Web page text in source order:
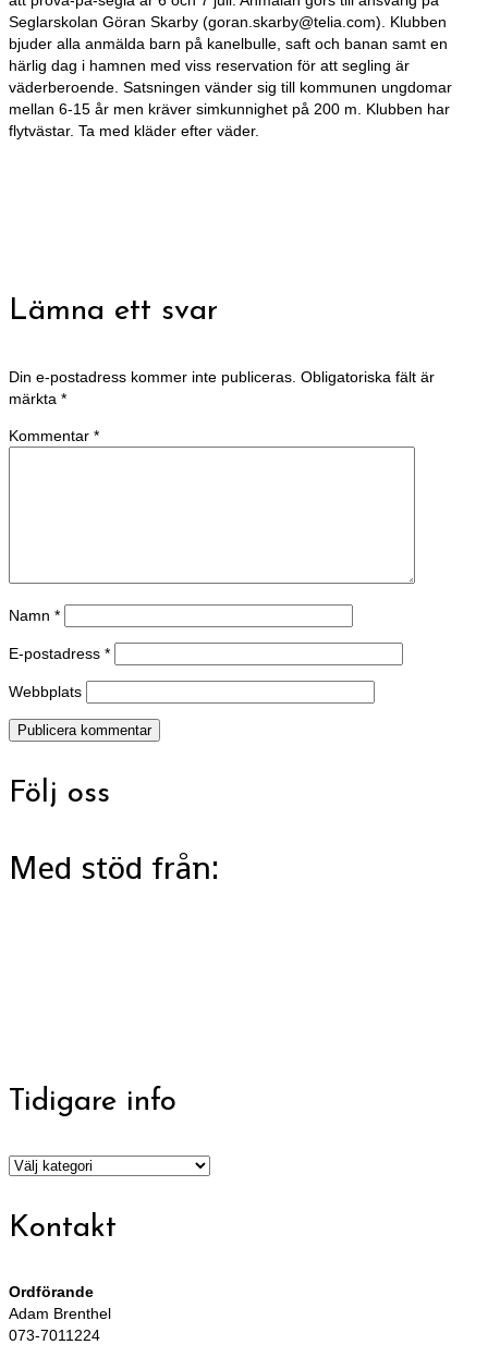
Seglarskolan Göran Skarby (goran.skarby@telia.com). Klubben
bjuder alla anmälda barn på kanelbulle, saft och banan samt en
härlig dag i hamnen med viss reservation för att segling är
väderberoende. Satsningen vänder sig till kommunen ungdomar
mellan 6-15 år men kräver simkunnighet på 200 m. Klubben har
flytvästar. Ta med kläder efter väder.
Lämna ett svar
Din e-postadress kommer inte publiceras. Obligatoriska fält är
märkta *
Kommentar *
Namn *
E-postadress *
Webbplats
Följ oss
Med stöd från:
Tidigare info
Tidigare
Kontakt
Ordförande
Adam Brenthel
073-7011224